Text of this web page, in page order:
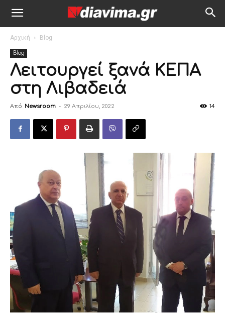
Αρχική Blog
Blog
Λειτουργεί ξανά ΚΕΠΑ
στη Λιβαδειά
Από Newsroom - 29 Απριλίου, 2022 14